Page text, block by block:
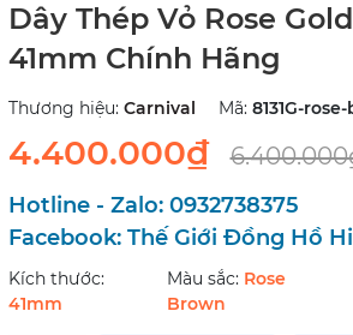
Dây Thép Vỏ Rose
41mm Chính Hãng
Thương hiệu: Carnival Mã: 8131G-
4.400.000₫
Hotline - Zalo: 0932738375
Facebook: Thế Giới Đồng Hồ
Kích thước:
41mm
Màu sắc: Rose
Brown